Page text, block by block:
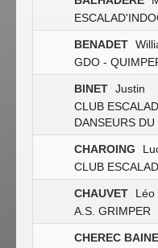
BENADET
GDO -
BINET Justin
CLUB
DANSEURS DU
CHAROING
CLUB
CHAUVET
Léo
A.S. GRIMPER
CHEREC